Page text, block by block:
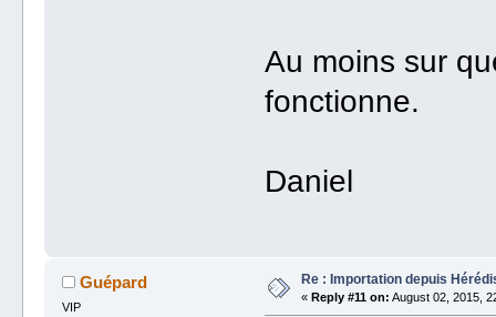
Au moins sur
fonctionne.
Daniel
Guépard
VIP
Re : Importation depuis
« Reply #11 on: August 02, 2015,